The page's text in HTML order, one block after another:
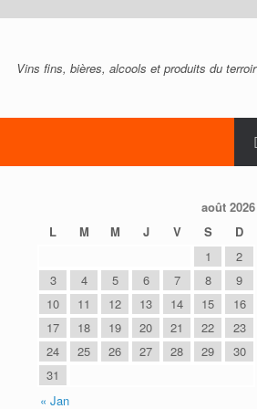
Vins fins, bières, alcools et produits du terroir
août 2026
L
M M J V S D
« Jan
1
2
3
4 5 6 7 8
9
10
11 12 13 14 15
16
17
18 19 20 21 22
23
24
25 26 27 28 29
30
31